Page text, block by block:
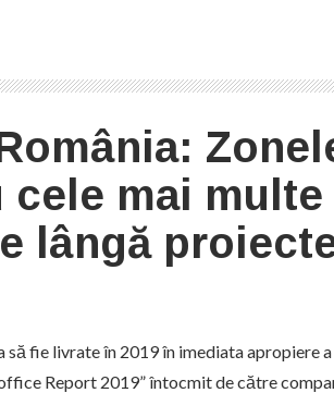
cele mai
lângă
să fie livrate în 2019 în imediata apropiere
Report 2019” întocmit de către